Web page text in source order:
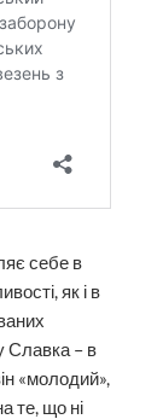
себе в
як і в
Славка – в
«молодий»,
те, що ні